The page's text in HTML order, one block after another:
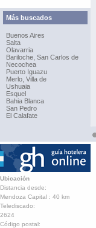
Más buscados
Buenos Aires
Salta
Olavarria
Bariloche, San Carlos de
Necochea
Puerto Iguazu
Merlo, Villa de
Ushuaia
Esquel
Bahia Blanca
San Pedro
El Calafate
Ubicación
Distancia desde:
Mendoza Capital : 40 km
Telediscado:
2624
Código postal: